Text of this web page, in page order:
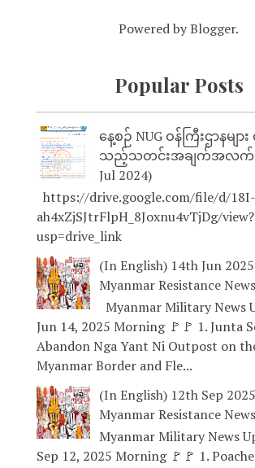
Powered byBlogger.
Popular Posts
နေ့စဉ် NUG ဝန်ကြီးဌာနမျ
သည့်သတင်းအချက်အလက်မျ
Jul 2024)
https://drive.google.com/file/d/
ah4xZjSJtrFlpH_8Joxnu4vTjDg/view?
usp=drive_link
(In English) 14th Jun
Myanmar Resistance News
Myanmar Military News
Jun 14, 2025 Morning 🚩🚩 1. Junta
Abandon Nga Yant Ni Outpost on
Myanmar Border and Fle...
(In English) 12th Sep
Myanmar Resistance News
Myanmar Military News
Sep 12, 2025 Morning 🚩🚩 1.